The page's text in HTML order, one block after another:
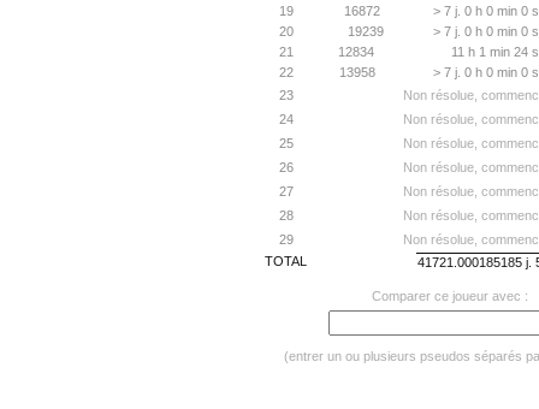
19
16872
> 7 j. 0 h 0 min 0
20
19239
> 7 j. 0 h 0 min 0
21
12834
11 h 1 min 24
22
13958
> 7 j. 0 h 0 min 0
23
Non résolue,
24
Non résolue,
25
Non résolue,
26
Non résolue,
27
Non résolue,
28
Non résolue,
29
Non résolue,
TOTAL
41721.000185185 j.
Comparer ce joueur avec :
(entrer un ou plusieurs pseudos séparés